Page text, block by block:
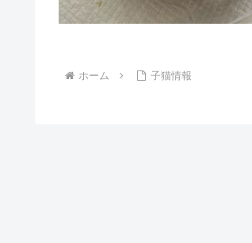
ホーム 子猫情報